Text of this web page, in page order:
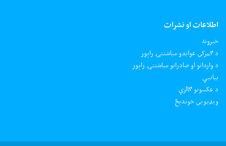
اطلاعات او نشرات
خبرونه
د ګمرکي عوایدو میاشتنۍ راپور
د وارداتو او صادراتو میاشتنۍ راپور
بیانیې
د عکسونو ګالرې
ويډيويي خونديځ